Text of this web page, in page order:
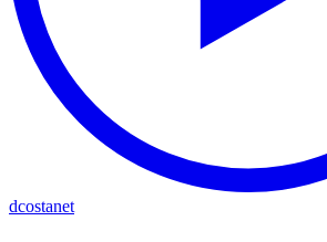
dcostanet